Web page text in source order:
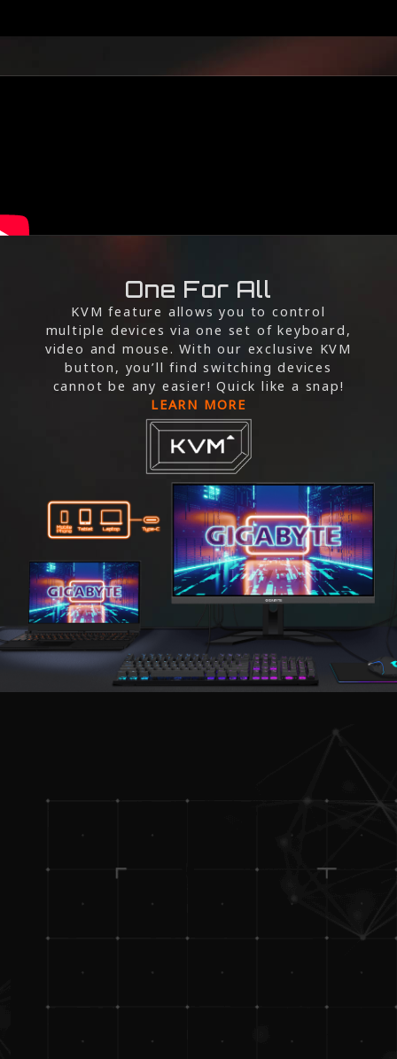
One For All
KVM feature allows you to control
multiple devices via one set of keyboard,
video and mouse. With our exclusive KVM
button, you’ll find switching devices
cannot be any easier! Quick like a snap!
LEARN MORE